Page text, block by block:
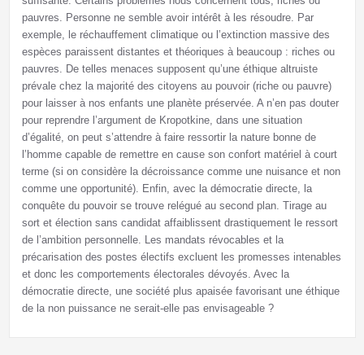
pauvres. Personne ne semble avoir intérêt à les résoudre. Par
exemple, le réchauffement climatique ou l’extinction massive des
espèces paraissent distantes et théoriques à beaucoup : riches ou
pauvres. De telles menaces supposent qu’une éthique altruiste
prévale chez la majorité des citoyens au pouvoir (riche ou pauvre)
pour laisser à nos enfants une planète préservée. A n’en pas douter
pour reprendre l’argument de Kropotkine, dans une situation
d’égalité, on peut s’attendre à faire ressortir la nature bonne de
l’homme capable de remettre en cause son confort matériel à court
terme (si on considère la décroissance comme une nuisance et non
comme une opportunité). Enfin, avec la démocratie directe, la
conquête du pouvoir se trouve relégué au second plan. Tirage au
sort et élection sans candidat affaiblissent drastiquement le ressort
de l’ambition personnelle. Les mandats révocables et la
précarisation des postes électifs excluent les promesses intenables
et donc les comportements électorales dévoyés. Avec la
démocratie directe, une société plus apaisée favorisant une éthique
de la non puissance ne serait-elle pas envisageable ?